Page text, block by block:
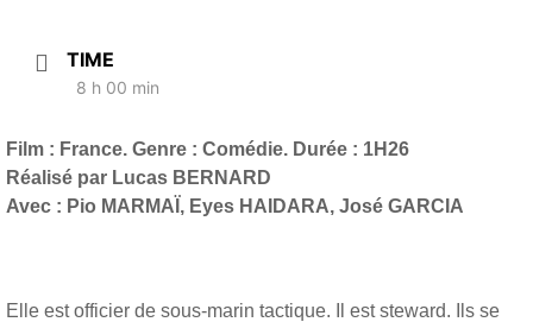
TIME
8 h 00 min
Film : France. Genre : Comédie. Durée : 1H26
Réalisé par Lucas BERNARD
Avec : Pio MARMAÏ, Eyes HAIDARA, José GARCIA
Elle est officier de sous-marin tactique. Il est steward. Ils se